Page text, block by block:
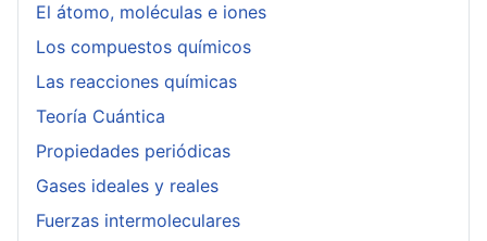
El átomo, moléculas e iones
Los compuestos químicos
Las reacciones químicas
Teoría Cuántica
Propiedades periódicas
Gases ideales y reales
Fuerzas intermoleculares